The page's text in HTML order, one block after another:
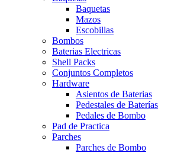
Baquetas
Mazos
Escobillas
Bombos
Baterias Electricas
Shell Packs
Conjuntos Completos
Hardware
Asientos de Baterias
Pedestales de Baterías
Pedales de Bombo
Pad de Practica
Parches
Parches de Bombo